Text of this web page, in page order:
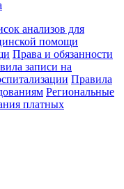
анализов для
помощи
Права и обязанности
записи на
Правила
Региональные
платных